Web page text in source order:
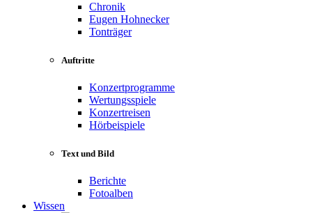
Chronik
Eugen Hohnecker
Tonträger
Auftritte
Konzertprogramme
Wertungsspiele
Konzertreisen
Hörbeispiele
Text und Bild
Berichte
Fotoalben
Wissen